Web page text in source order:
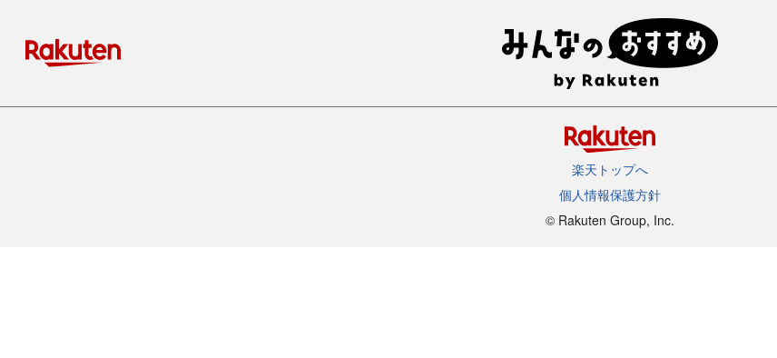
楽天トップへ
個人情報保護方針
©︎ Rakuten Group, Inc.